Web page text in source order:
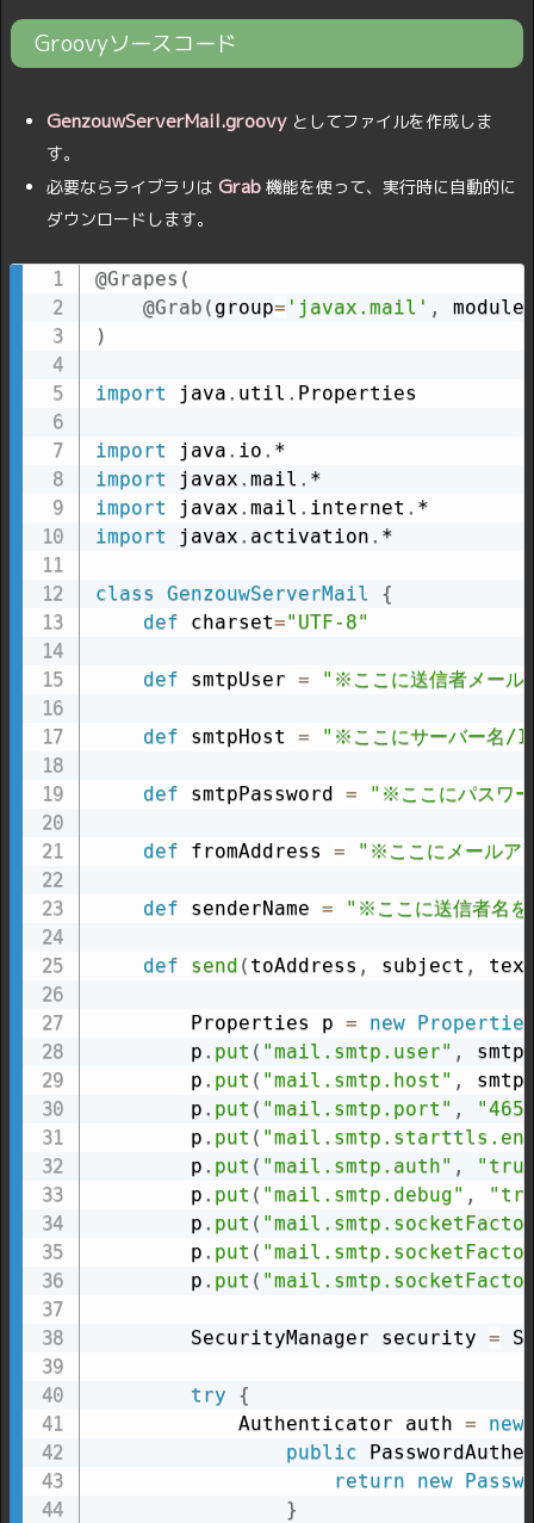
Groovyソースコード
GenzouwServerMail.groovy としてファイルを作成しま
す。
必要ならライブラリは Grab 機能を使って、実行時に自動的に
ダウンロードします。
@Grapes (
@Grab ( group= 'javax.mail' , module
)
import java . util . Properties
import java . io .
import javax . mail .
import javax . mail . internet .
import javax . activation . *
class GenzouwServerMail
{
def charset="UTF-8"
def smtpUser = "※ここに送信者メー
def smtpHost = "※ここにサーバー名/
def smtpPassword = "※ここにパスワ
def fromAddress = "※ここにメールア
def senderName = "※ここに送信者名
def send ( toAddress , subject ,
        Properties p
= new
        p
. put ( "mail.smtp.user" ,
        p
. put ( "mail.smtp.host" ,
        p
. put ( "mail.smtp.port" ,
        p
. put (
        p
. put ( "mail.smtp.auth" ,
        p
. put ( "mail.smtp.debug" ,
        p
. put (
        p
. put (
        p
. put (
        SecurityManager security
=
try
{
            Authenticator auth
=
new
public
return
new
}